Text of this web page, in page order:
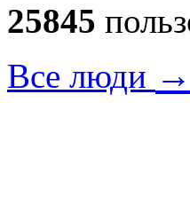
25845
Все люди →